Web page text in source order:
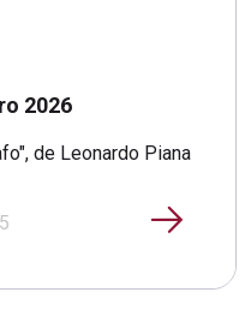
2026
de Leonardo Piana